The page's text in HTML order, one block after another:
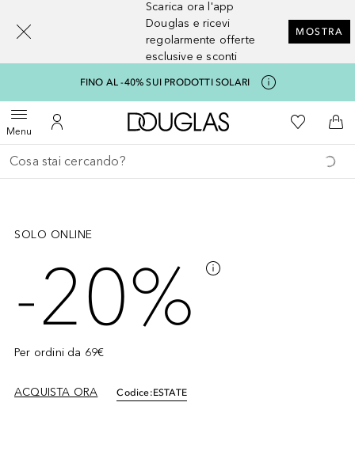
Scarica ora l'app
Douglas e ricevi
regolarmente offerte
esclusive e sconti
MOSTRA
FINO AL -40% SUI PRODOTTI SOLARI
MenuApri menuAl Mio Account
A Douglas HomeAlla Mia
Al
Torna indietro
Esegui ricerca
Salta
SOLO ONLINE
-20%
Per ordini da 69€
ACQUISTA ORA Codice:ESTATE
[navigation.slideout.screenreader]